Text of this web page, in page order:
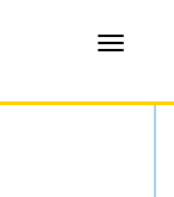
Menu